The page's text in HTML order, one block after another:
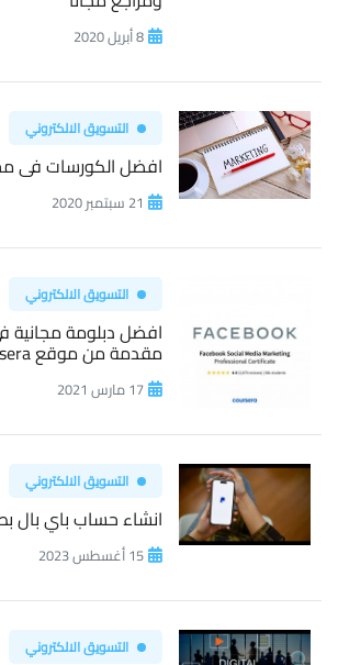
8 أبريل 2020
التسويق الالكتروني
افضل الكورسات فى
21 سبتمبر 2020
التسويق الالكتروني
افضل دبلومة مجانية
مقدمة من موقع coursera
17 مارس 2021
التسويق الالكتروني
انشاء حساب باي بال
15 أغسطس 2023
التسويق الالكتروني